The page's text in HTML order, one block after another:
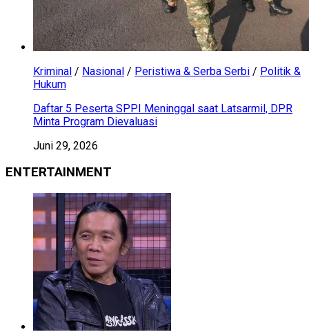
Kriminal / Nasional / Peristiwa & Serba Serbi / Politik &
Hukum
Daftar 5 Peserta SPPI Meninggal saat Latsarmil, DPR
Minta Program Dievaluasi
Juni 29, 2026
ENTERTAINMENT